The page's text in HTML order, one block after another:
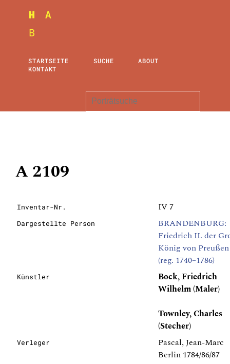
STARTSEITE SUCHE
ABOUT
KONTAKT
A 2109
Inventar-Nr. IV 7
Dargestellte Person
BRANDENBURG:
Friedrich II. der
König von Preußen
(reg. 1740–1786)
Künstler
Bock, Friedrich
Wilhelm (Maler)
Townley, Charles
(Stecher)
Verleger
Pascal, Jean-Marc
Berlin 1784/86/87